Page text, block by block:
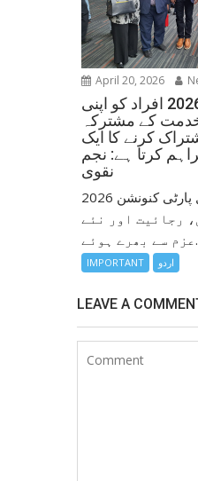
April 20, 2026
لبرل کنونشن 2026 افراد کو اپنی
کے مشترکہ
کرنے کا ایک
کرتا ہے: نجم
نقوی
مونٹریال میں لبرل پارٹی کنونشن 2026
رجائیت اور نئے
IMPORTANT اردو
LEAVE A